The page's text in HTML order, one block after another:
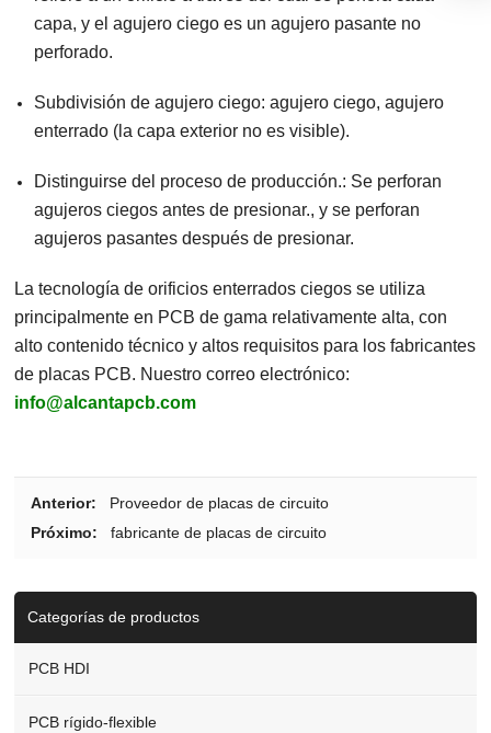
capa, y el agujero ciego es un agujero pasante no
perforado.
Subdivisión de agujero ciego: agujero ciego, agujero
enterrado (la capa exterior no es visible).
Distinguirse del proceso de producción.: Se perforan
agujeros ciegos antes de presionar., y se perforan
agujeros pasantes después de presionar.
La tecnología de orificios enterrados ciegos se utiliza
principalmente en PCB de gama relativamente alta, con
alto contenido técnico y altos requisitos para los fabricantes
de placas PCB. Nuestro correo electrónico:
info@alcantapcb.com
Anterior:
Proveedor de placas de circuito
Próximo:
fabricante de placas de circuito
Categorías de productos
PCB HDI
PCB rígido-flexible